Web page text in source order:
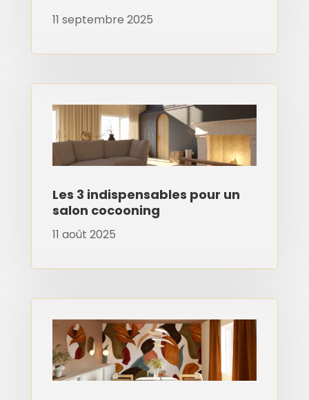
11 septembre 2025
Les 3 indispensables pour un
salon cocooning
11 août 2025